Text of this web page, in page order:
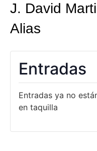
J. David
Alias
Entradas
Entradas ya no
en taquilla